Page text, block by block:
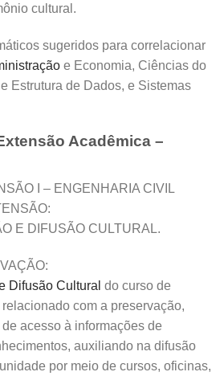
cultural.
sugeridos para correlacionar
e Economia, Ciências do
Estrutura de Dados, e Sistemas
Acadêmica –
I – ENGENHARIA CIVIL
E DIFUSÃO CULTURAL.
Difusão Cultural do curso de
com a preservação,
acesso à informações de
auxiliando na difusão
por meio de cursos, oficinas,